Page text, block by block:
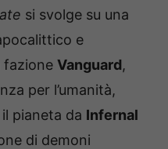
si svolge su una
e
fazione Vanguard,
per l’umanità,
pianeta da Infernal
di demoni